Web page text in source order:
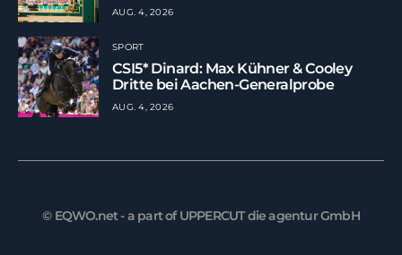
AUG. 4, 2026
SPORT
CSI5* Dinard: Max Kühner & Cooley
Dritte bei Aachen-Generalprobe
AUG. 4, 2026
© EQWO.net - a part of UPPERCUT die agentur GmbH